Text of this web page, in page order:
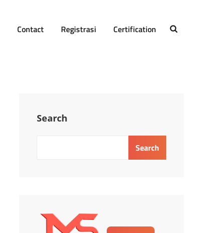
Contact Registrasi Certification
Search
Search